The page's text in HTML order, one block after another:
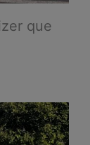
que